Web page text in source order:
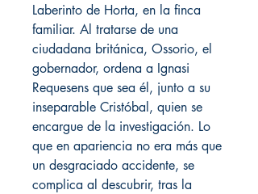
Laberinto de Horta, en la finca
familiar. Al tratarse de una
ciudadana británica, Ossorio, el
gobernador, ordena a Ignasi
Requesens que sea él, junto a su
inseparable Cristóbal, quien se
encargue de la investigación. Lo
que en apariencia no era más que
un desgraciado accidente, se
complica al descubrir, tras la